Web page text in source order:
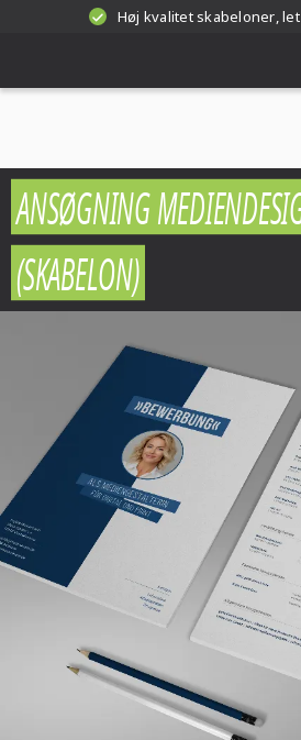
Høj kvalitet skabeloner,
ANSØGNING
(SKABELON)